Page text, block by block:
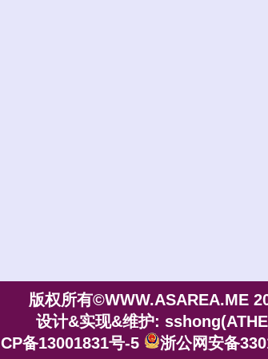
版权所有©WWW.ASAREA.ME
设计&实现&维护:
备13001831号-5
浙公网安备